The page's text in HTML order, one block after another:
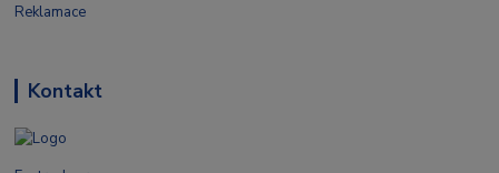
Reklamace
Kontakt